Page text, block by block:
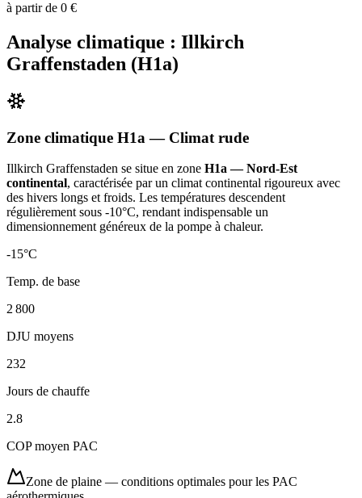
à partir de 0 €
Analyse climatique : Illkirch
Graffenstaden (H1a)
Zone climatique H1a — Climat rude
Illkirch Graffenstaden se situe en zone H1a — Nord-Est
continental, caractérisée par un climat continental rigoureux avec
des hivers longs et froids. Les températures descendent
régulièrement sous -10°C, rendant indispensable un
dimensionnement généreux de la pompe à chaleur.
-15°C
Temp. de base
2 800
DJU moyens
232
Jours de chauffe
2.8
COP moyen PAC
Zone de plaine — conditions optimales pour les PAC